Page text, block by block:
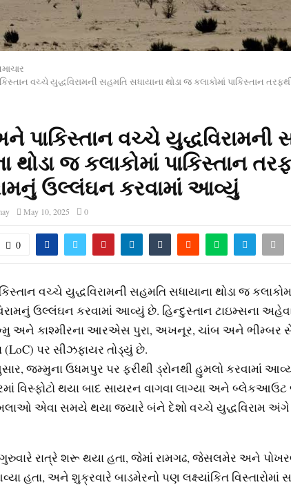
વચ્ચે યુદ્ધવિરામની સહમતિ સધાયાના થોડા જ કલાકોમાં પાકિસ્તાન
પાકિસ્તાન વચ્ચે યુદ્ધવિરામની
થોડા જ કલાકોમાં પાકિસ્તાન
ઉલ્લંઘન કરવામાં આવ્યું
May 10, 2025 0
0
વચ્ચે યુદ્ધવિરામની સહમતિ સધાયાના થોડા જ
ઉલ્લંઘન કરવામાં આવ્યું છે. હિન્દુસ્તાન ટાઇમ્સના
અને કાશ્મીરના આરએસ પુરા, અખનૂર, ચાંબ અને ભીમ્બર
પર સીઝફાયર તોડ્યું છે.
જમ્મુના ઉધમપુર પર ફરીથી ડ્રોનથી હુમલો કરવામાં
વિસ્ફોટો થયા બાદ સાયરન વાગવા લાગ્યા અને બ્લેકઆઉટ
એવા સમયે થયા જ્યારે બંને દેશો વચ્ચે યુદ્ધવિરામ અંગે
રાત્રે શરૂ થયા હતા, જેમાં રામગઢ, જેસલમેર અને
હતા, અને શુક્રવારે બાડમેરનો પણ લક્ષ્યાંકિત વિસ્તારોમાં